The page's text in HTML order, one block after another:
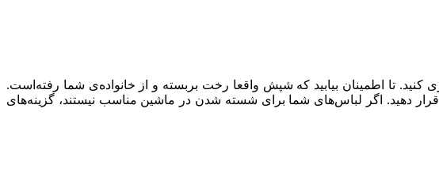
تا اطمینان بیابید که شپش واقعا رخت بربسته و از خانواده‌ی شما رفته‌است.
دهید. اگر لباس‌های شما برای شسته شدن در ماشین مناسب نیستند، گزینه‌های